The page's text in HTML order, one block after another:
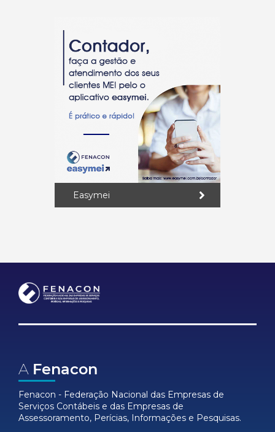
Easymei
A Fenacon
Fenacon - Federação Nacional das Empresas de
Serviços Contábeis e das Empresas de
Assessoramento, Perícias, Informações e Pesquisas.